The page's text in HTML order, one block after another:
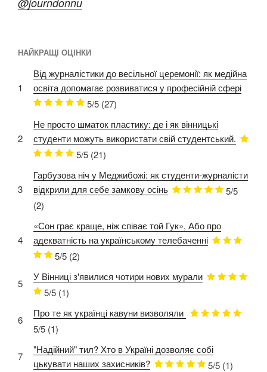
НАЙКРАЩІ ОЦІНКИ
1
Від журналістики до весільної церемонії: як медійна
освіта допомагає розвиватися у професійній сфері
5/5 (27)
2
Не просто шматок пластику: де і як вінницькі
студенти можуть використати свій студентський.
5/5 (21)
3
Гарбузова ніч у Меджибожі: як студенти-журналісти
відкрили для себе замкову осінь
5/5
(2)
4
«Сон грає краще, ніж співає той Гук», Або про
адекватність на українському телебаченні
5/5 (2)
5
У Вінниці з'явилися чотири нових мурали
5/5 (1)
6
Про те як українці кавуни визволяли
5/5 (1)
7
"Надійний" тил? Хто в Україні дозволяє собі
цькувати наших захисників?
5/5 (1)